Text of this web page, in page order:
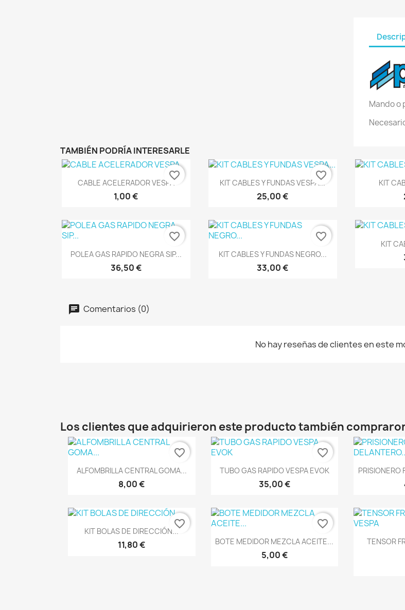
Mando o
TAMBIÉN PODRÍA INTERESARLE
Vista rápida
CABLE ACELERADOR VESPA
1,00 €
favorite_border Vista rápida
KIT CABLES Y FUNDAS VESPA...
25,00 €
favorite_border 
KIT
Vista rápida
POLEA GAS RAPIDO NEGRA SIP...
36,50 €
favorite_border
Vista rápida
KIT CABLES Y FUNDAS NEGRO...
33,00 €
favorite_border 
KIT
Comentarios (0)
No hay reseñas de clientes en este
Los clientes que adquirieron este producto también
 Vista rápida
ALFOMBRILLA CENTRAL GOMA...
8,00 €
favorite_border
Vista rápida
TUBO GAS RAPIDO VESPA EVOK
35,00 €
favorite_border

PRISIONERO
Vista rápida
KIT BOLAS DE DIRECCIÓN...
11,80 €
favorite_border
Vista rápida
BOTE MEDIDOR MEZCLA ACEITE...
5,00 €
favorite_border

TENSOR